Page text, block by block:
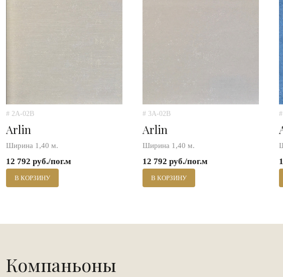
# 2A-02B
Arlin
Ширина 1,40 м.
12 792 руб./пог.м
В КОРЗИНУ
# 3A-02B
Arlin
Ширина 1,40 м.
12 792 руб./пог.м
В КОРЗИНУ
Компаньоны